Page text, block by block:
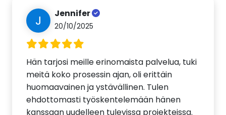
J Jennifer
20/10/2025
Hän tarjosi meille erinomaista palvelua, tuki
meitä koko prosessin ajan, oli erittäin
huomaavainen ja ystävällinen. Tulen
ehdottomasti työskentelemään hänen
kanssaan uudelleen tulevissa projekteissa.